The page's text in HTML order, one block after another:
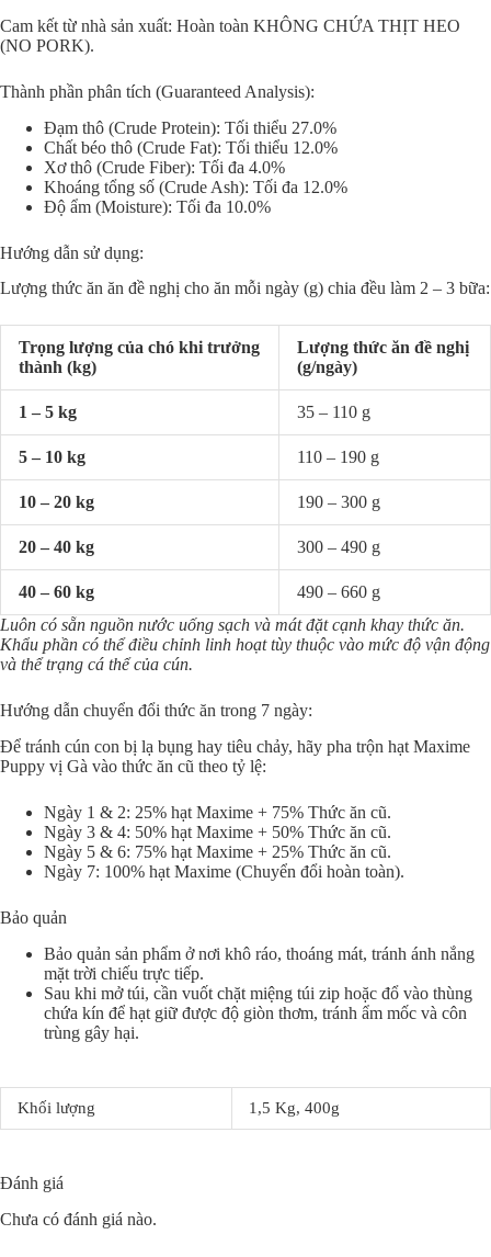
Cam kết từ nhà sản xuất: Hoàn toàn KHÔNG CHỨA THỊT HEO
(NO PORK).
Thành phần phân tích (Guaranteed Analysis):
Đạm thô (Crude Protein): Tối thiểu 27.0%
Chất béo thô (Crude Fat): Tối thiểu 12.0%
Xơ thô (Crude Fiber): Tối đa 4.0%
Khoáng tổng số (Crude Ash): Tối đa 12.0%
Độ ẩm (Moisture): Tối đa 10.0%
Hướng dẫn sử dụng:
Lượng thức ăn ăn đề nghị cho ăn mỗi ngày (g) chia đều làm 2 – 3 bữa:
Trọng lượng của chó khi trưởng
thành (kg)
Lượng thức ăn đề nghị
(g/ngày)
1 – 5 kg 35 – 110 g
5 – 10 kg 110 – 190 g
10 – 20 kg 190 – 300 g
20 – 40 kg 300 – 490 g
40 – 60 kg
490 – 660 g
Luôn có sẵn nguồn nước uống sạch và mát đặt cạnh khay thức ăn.
Khẩu phần có thể điều chỉnh linh hoạt tùy thuộc vào mức độ vận động
và thể trạng cá thể của cún.
Hướng dẫn chuyển đổi thức ăn trong 7 ngày:
Để tránh cún con bị lạ bụng hay tiêu chảy, hãy pha trộn hạt Maxime
Puppy vị Gà vào thức ăn cũ theo tỷ lệ:
Ngày 1 & 2: 25% hạt Maxime + 75% Thức ăn cũ.
Ngày 3 & 4: 50% hạt Maxime + 50% Thức ăn cũ.
Ngày 5 & 6: 75% hạt Maxime + 25% Thức ăn cũ.
Ngày 7: 100% hạt Maxime (Chuyển đổi hoàn toàn).
Bảo quản
Bảo quản sản phẩm ở nơi khô ráo, thoáng mát, tránh ánh nắng
mặt trời chiếu trực tiếp.
Sau khi mở túi, cần vuốt chặt miệng túi zip hoặc đổ vào thùng
chứa kín để hạt giữ được độ giòn thơm, tránh ẩm mốc và côn
trùng gây hại.
Khối lượng 1,5 Kg, 400g
Đánh giá
Chưa có đánh giá nào.